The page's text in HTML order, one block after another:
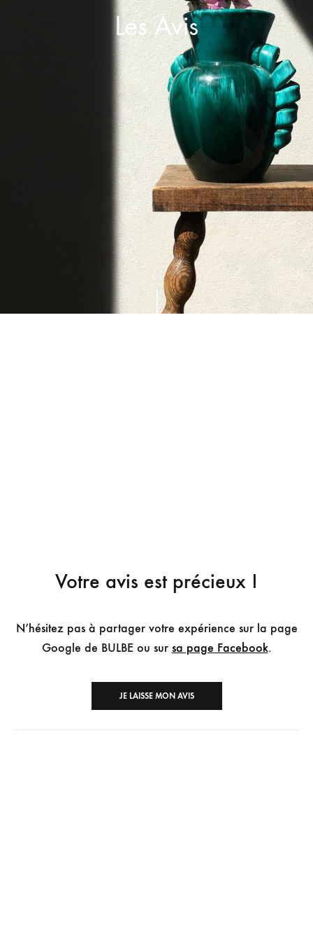
Les Avis
Votre avis est précieux !
N’hésitez pas à partager votre expérience sur la page
Google de BULBE ou sur sa page Facebook.
JE LAISSE MON AVIS